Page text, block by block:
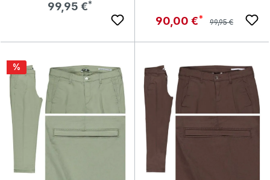
Regulärer Preis:
99,95 €
Verkaufspreis:
90,00 € Regulärer Preis:
99,95 €
Rabatt
%